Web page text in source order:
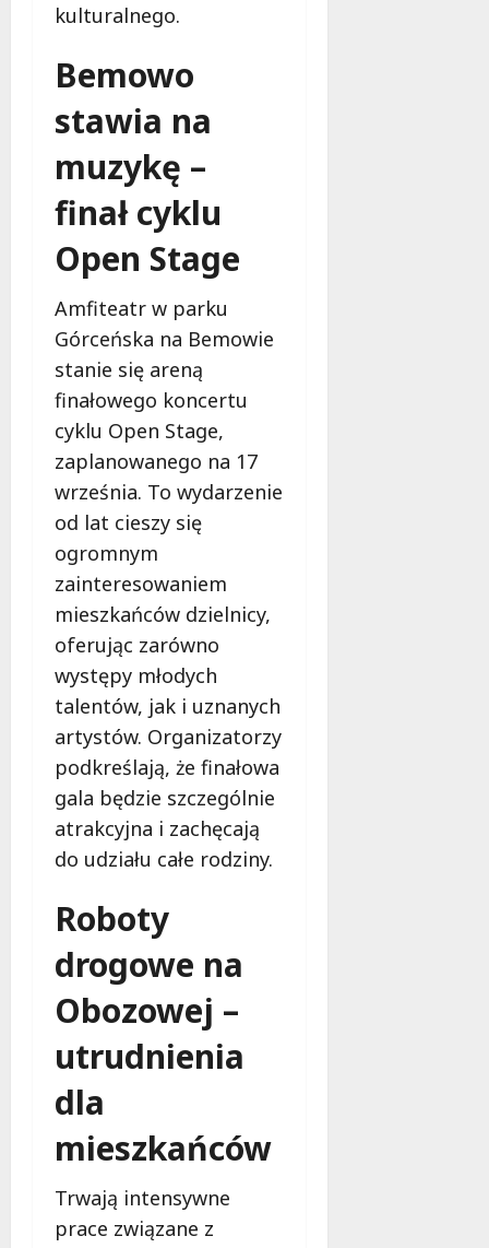
kulturalnego.
Bemowo
stawia na
muzykę –
finał cyklu
Open Stage
Amfiteatr w parku
Górceńska na Bemowie
stanie się areną
finałowego koncertu
cyklu Open Stage,
zaplanowanego na 17
września. To wydarzenie
od lat cieszy się
ogromnym
zainteresowaniem
mieszkańców dzielnicy,
oferując zarówno
występy młodych
talentów, jak i uznanych
artystów. Organizatorzy
podkreślają, że finałowa
gala będzie szczególnie
atrakcyjna i zachęcają
do udziału całe rodziny.
Roboty
drogowe na
Obozowej –
utrudnienia
dla
mieszkańców
Trwają intensywne
prace związane z